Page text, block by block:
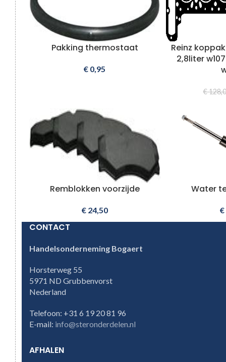
Pakking thermostaat
€ 0,95
Reinz
2,8liter w107
€
Remblokken voorzijde
€24,50
Water
€
CONTACT
Handelsonderneming Bogaert
Horsterweg 55
5971 ND Grubbenvorst
Nederland
Telefoon: +31 6 19 20 81 96
E-mail: info@steronderdelen.nl
AFHALEN